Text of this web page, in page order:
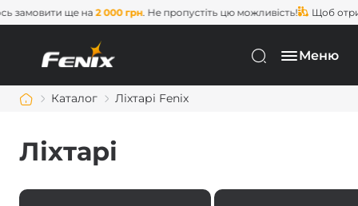
замовити ще на2 000 грн. Не пропустіть цю можливість! Щоб
Меню
Каталог Ліхтарі Fenix
Ліхтарі